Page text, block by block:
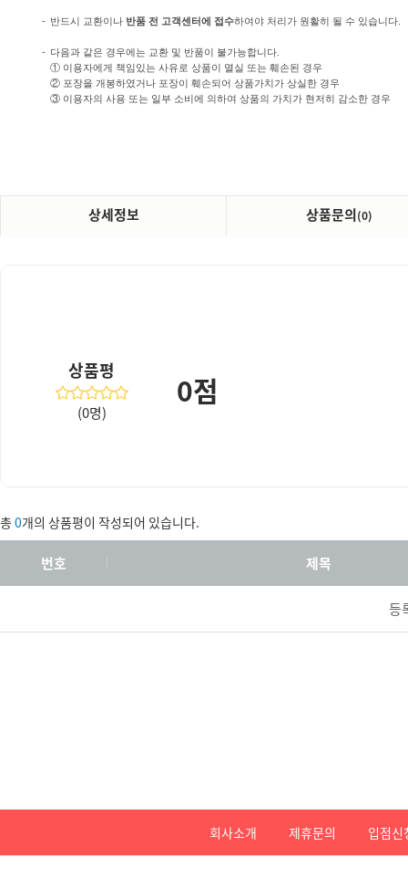
- 반드시 교환이나 반품 전 고객센터에 접수하여야 처리가 원활히 될 수 있습니다.
- 다음과 같은 경우에는 교환 및 반품이 불가능합니다.
① 이용자에게 책임있는 사유로 상품이 멸실 또는 훼손된 경우
② 포장을 개봉하였거나 포장이 훼손되어 상품가치가 상실한 경우
③ 이용자의 사용 또는 일부 소비에 의하여 상품의 가치가 현저히 감소한 경우
상세정보 상품문의(0)
상품평
(0명)
0점
총 0개의 상품평이 작성되어 있습니다.
번호 제목
등
회사소개 제휴문의 입점신